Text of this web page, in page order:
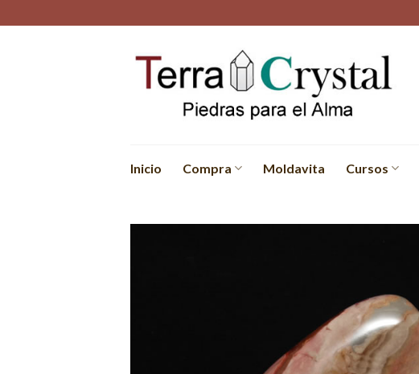
to
Inicio Compra Moldavita Cursos